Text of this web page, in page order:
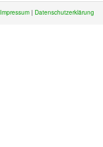
Impressum | Datenschutzerklärung